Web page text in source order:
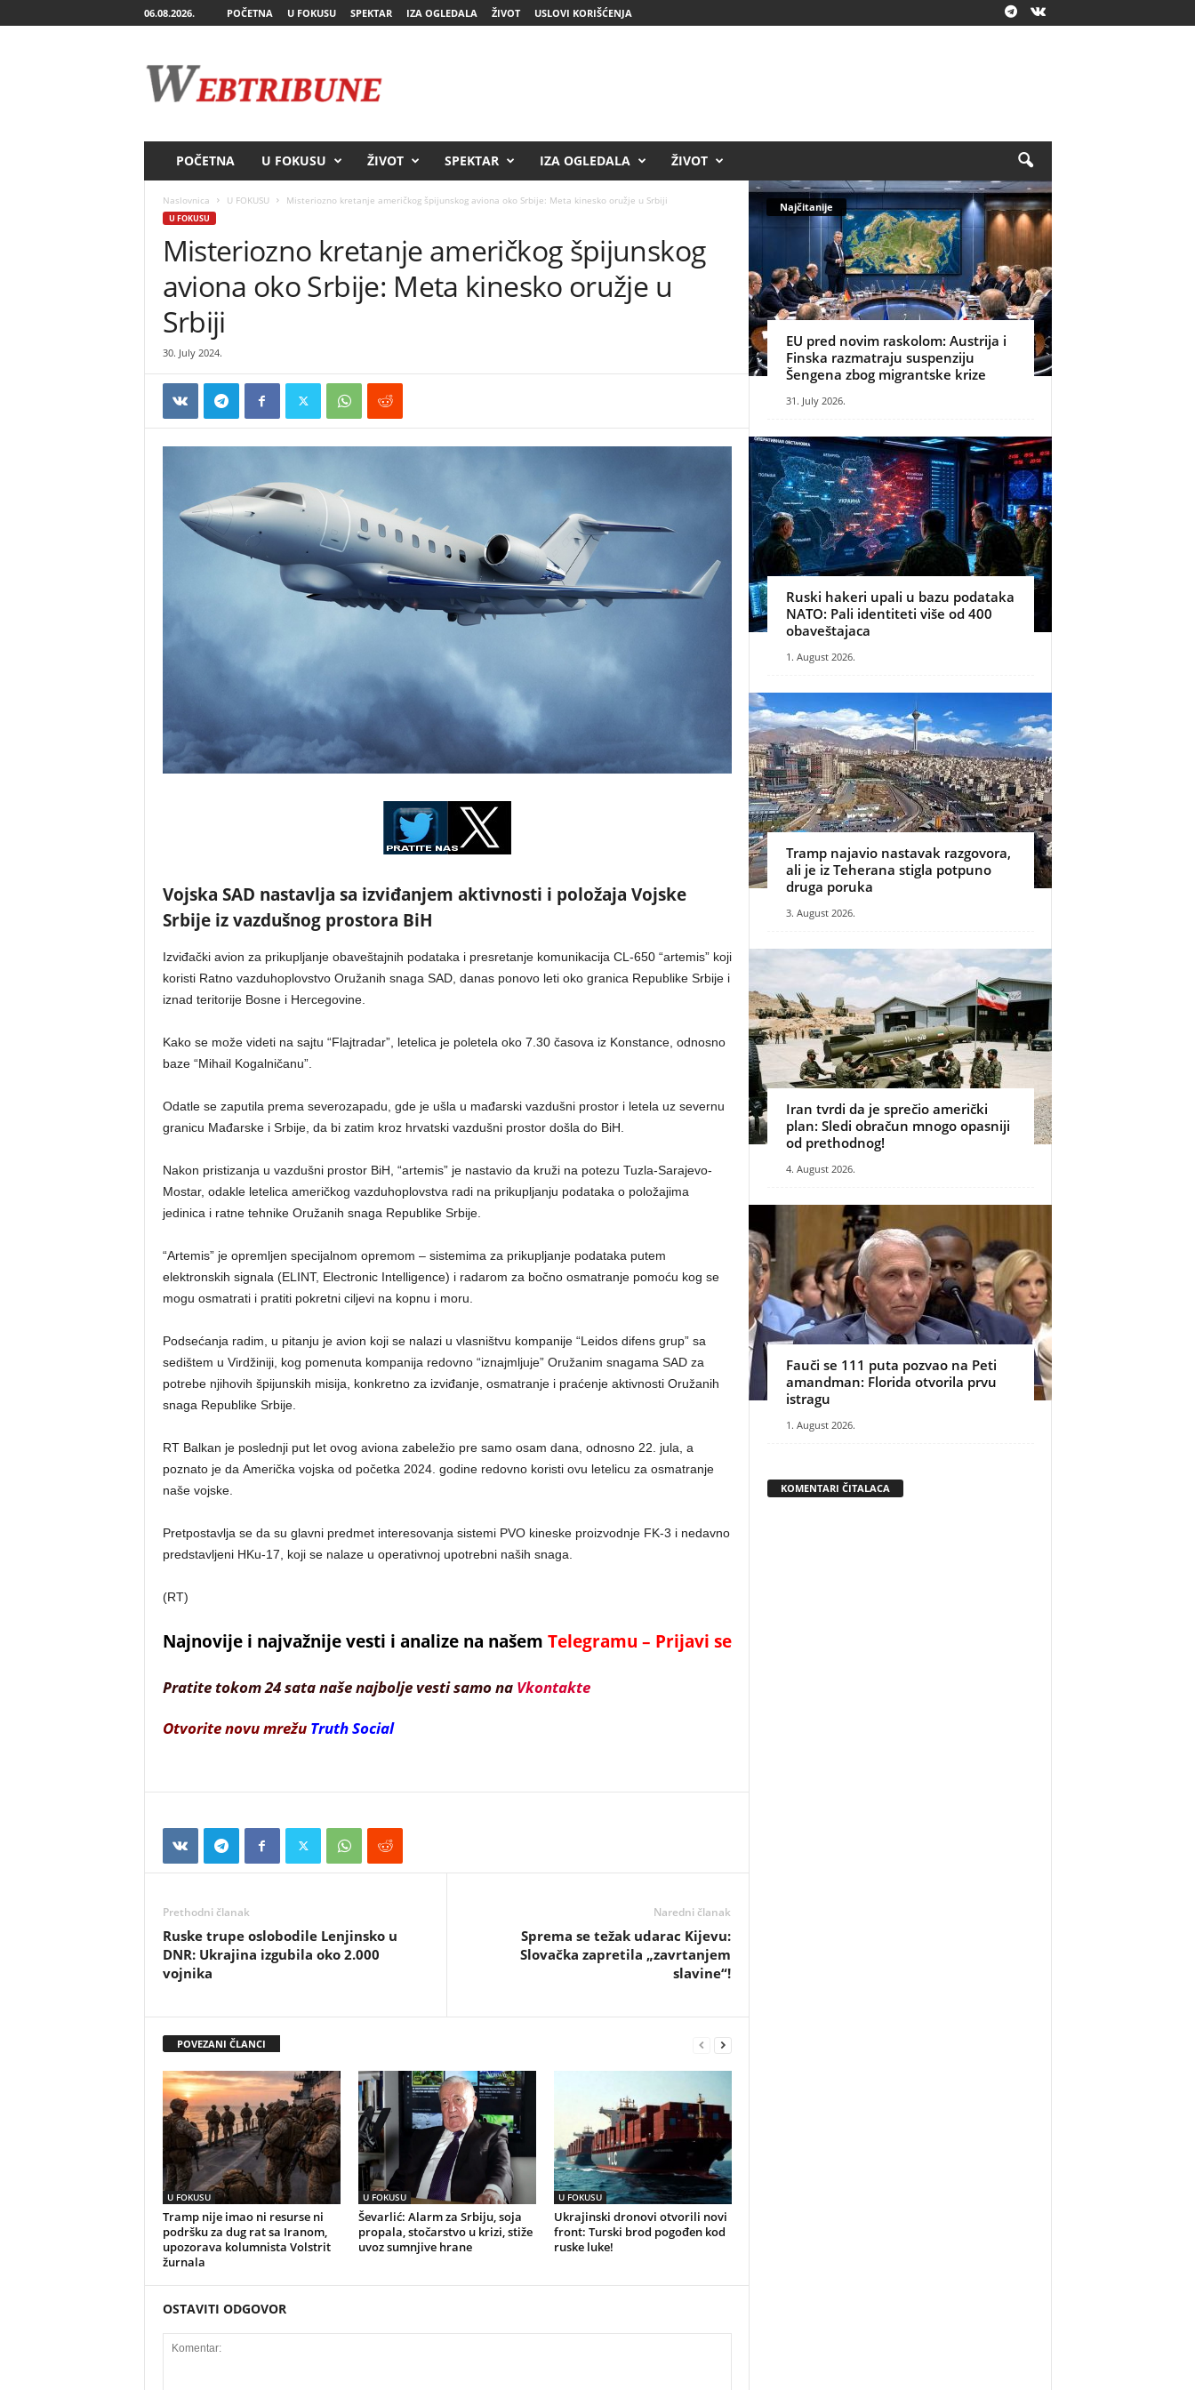
06.08.2026. POČETNA U FOKUSU SPEKTAR IZA OGLEDALA ŽIVOT USLOVI KORIŠĆENJA
POČETNA U FOKUSU ŽIVOT SPEKTAR IZA OGLEDALA ŽIVOT
Naslovnica U FOKUSU Misteriozno kretanje američkog špijunskog aviona oko Srbije: Meta kinesko oružje u Srbiji
U FOKUSU
Misteriozno kretanje američkog špijunskog
aviona oko Srbije: Meta kinesko oružje u
Srbiji
30. July 2024.
Vojska SAD nastavlja sa izviđanjem aktivnosti i položaja Vojske
Srbije iz vazdušnog prostora BiH
Izviđački avion za prikupljanje obaveštajnih podataka i presretanje komunikacija CL-650 “artemis” koji
koristi Ratno vazduhoplovstvo Oružanih snaga SAD, danas ponovo leti oko granica Republike Srbije i
iznad teritorije Bosne i Hercegovine.
Kako se može videti na sajtu “Flajtradar”, letelica je poletela oko 7.30 časova iz Konstance, odnosno
baze “Mihail Kogalničanu”.
Odatle se zaputila prema severozapadu, gde je ušla u mađarski vazdušni prostor i letela uz severnu
granicu Mađarske i Srbije, da bi zatim kroz hrvatski vazdušni prostor došla do BiH.
Nakon pristizanja u vazdušni prostor BiH, “artemis” je nastavio da kruži na potezu Tuzla-Sarajevo-
Mostar, odakle letelica američkog vazduhoplovstva radi na prikupljanju podataka o položajima
jedinica i ratne tehnike Oružanih snaga Republike Srbije.
“Artemis” je opremljen specijalnom opremom – sistemima za prikupljanje podataka putem
elektronskih signala (ELINT, Electronic Intelligence) i radarom za bočno osmatranje pomoću kog se
mogu osmatrati i pratiti pokretni ciljevi na kopnu i moru.
Podsećanja radim, u pitanju je avion koji se nalazi u vlasništvu kompanije “Leidos difens grup” sa
sedištem u Virdžiniji, kog pomenuta kompanija redovno “iznajmljuje” Oružanim snagama SAD za
potrebe njihovih špijunskih misija, konkretno za izviđanje, osmatranje i praćenje aktivnosti Oružanih
snaga Republike Srbije.
RT Balkan je poslednji put let ovog aviona zabeležio pre samo osam dana, odnosno 22. jula, a
poznato je da Američka vojska od početka 2024. godine redovno koristi ovu letelicu za osmatranje
naše vojske.
Pretpostavlja se da su glavni predmet interesovanja sistemi PVO kineske proizvodnje FK-3 i nedavno
predstavljeni HKu-17, koji se nalaze u operativnoj upotrebni naših snaga.
(RT)
Najnovije i najvažnije vesti i analize na našem Telegramu – Prijavi se
Pratite tokom 24 sata naše najbolje vesti samo na Vkontakte
Otvorite novu mrežu Truth Social
Prethodni članak
Ruske trupe oslobodile Lenjinsko u
DNR: Ukrajina izgubila oko 2.000
vojnika
Naredni članak
Sprema se težak udarac Kijevu:
Slovačka zapretila „zavrtanjem
slavine“!
POVEZANI ČLANCI
U FOKUSU
Tramp nije imao ni resurse ni
podršku za dug rat sa Iranom,
upozorava kolumnista Volstrit
žurnala
U FOKUSU
Ševarlić: Alarm za Srbiju, soja
propala, stočarstvo u krizi, stiže
uvoz sumnjive hrane
U FOKUSU
Ukrajinski dronovi otvorili novi
front: Turski brod pogođen kod
ruske luke!
OSTAVITI ODGOVOR
Najčitanije
EU pred novim raskolom: Austrija i
Finska razmatraju suspenziju
Šengena zbog migrantske krize
31. July 2026.
Ruski hakeri upali u bazu podataka
NATO: Pali identiteti više od 400
obaveštajaca
1. August 2026.
Tramp najavio nastavak razgovora,
ali je iz Teherana stigla potpuno
druga poruka
3. August 2026.
Iran tvrdi da je sprečio američki
plan: Sledi obračun mnogo opasniji
od prethodnog!
4. August 2026.
Fauči se 111 puta pozvao na Peti
amandman: Florida otvorila prvu
istragu
1. August 2026.
KOMENTARI ČITALACA